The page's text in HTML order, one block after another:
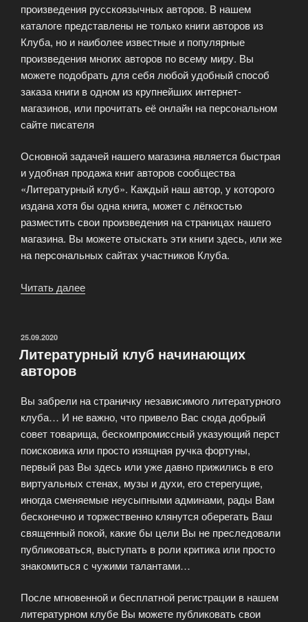
произведения русскоязычных авторов. В нашем
каталоге представлены не только книги авторов из
Клуба, но и наиболее известные и популярные
произведения многих авторов по всему миру. Вы
можете подобрать для себя любой удобный способ
заказа книги в одном из крупнейших интернет-
магазинов, или прочитать её онлайн на персональном
сайте писателя
Основной задачей нашего магазина является быстрая
и удобная продажа книг авторов сообщества
«Литературный клуб». Каждый наш автор, у которого
издана хотя бы одна книга, может с лёгкостью
разместить свои произведения на страницах нашего
магазина. Вы можете отыскать эти книги здесь, или же
на персональных сайтах участников Клуба.
Читать далее
ОПУБЛИКОВАНО
25.09.2020
Литературный клуб начинающих
авторов
Вы забрели на страничку независимого литературного
клуба… И не важно, что привело Вас сюда добрый
совет товарища, бескомпромиссный указующий перст
поисковика или просто изящная ручка фортуны,
первый раз Вы здесь или уже давно прижились в его
виртуальных стенах, музы и духи, его стерегущие,
иногда сменяемые неусыпными админами, рады Вам
бесконечно и торжественно клянутся оберегать Ваш
священный покой, какие бы цели Вы не преследовали
публиковаться, выступать в роли критика или просто
знакомиться с чужими талантами…
После мгновенной и бесплатной регистрации в нашем
литературном клубе Вы можете публиковать свои